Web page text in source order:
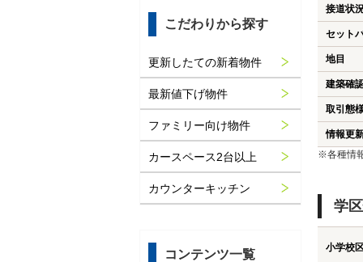
接道状
セット
地目
建築確
取引態
情報更
※各種情
学
小学校
こだわりから探す
更新したての新着物件
最新値下げ物件
ファミリー向け物件
カースペース2台以上
カウンターキッチン
コンテンツ一覧